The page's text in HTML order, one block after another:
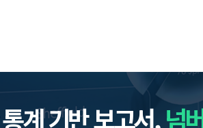
통계 기반 보고서,넘